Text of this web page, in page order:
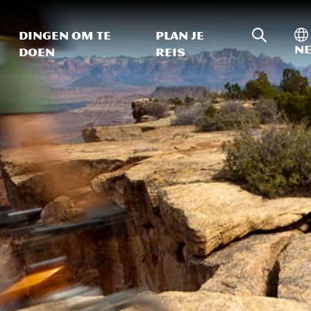
Dingen om te
doen
Plan je
reis
Zoeken